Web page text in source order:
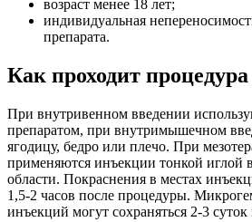
возраст менее 18 лет;
индивидуальная
препарата.
Как проходит процедура
При внутривенном введении
препаратом, при внутримышечном
ягодицу, бедро или плечо. При
применяются инъекции тонкой иглой
области. Покраснения в местах
1,5-2 часов после процедуры.
инъекций могут сохраняться 2-3